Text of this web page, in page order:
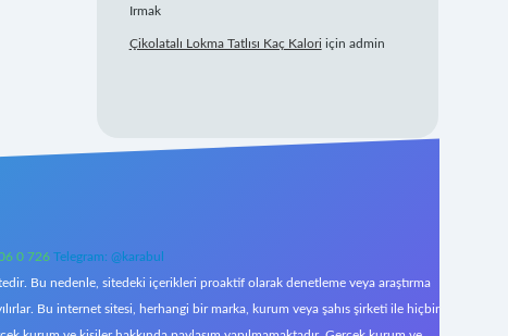
Irmak
Çikolatalı Lokma Tatlısı Kaç Kalori için admin
0 726 Telegram: @karabul
Bu nedenle, sitedeki içerikleri proaktif olarak denetleme veya araştırma
Bu internet sitesi, herhangi bir marka, kurum veya şahıs şirketi ile hiçbir